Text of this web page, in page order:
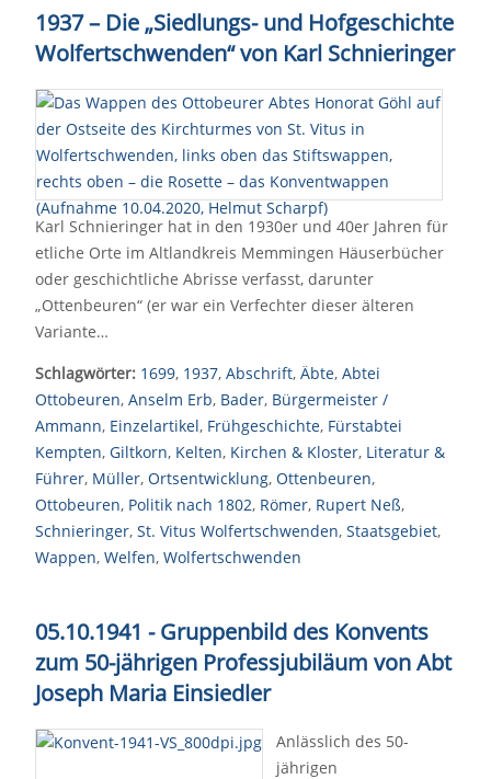
1937 – Die „Siedlungs- und Hofgeschichte
Wolfertschwenden“ von Karl Schnieringer
Karl Schnieringer hat in den 1930er und 40er Jahren für
etliche Orte im Altlandkreis Memmingen Häuserbücher
oder geschichtliche Abrisse verfasst, darunter
„Ottenbeuren“ (er war ein Verfechter dieser älteren
Variante…
Schlagwörter: 1699, 1937, Abschrift, Äbte, Abtei
Ottobeuren, Anselm Erb, Bader, Bürgermeister /
Ammann, Einzelartikel, Frühgeschichte, Fürstabtei
Kempten, Giltkorn, Kelten, Kirchen & Kloster, Literatur &
Führer, Müller, Ortsentwicklung, Ottenbeuren,
Ottobeuren, Politik nach 1802, Römer, Rupert Neß,
Schnieringer, St. Vitus Wolfertschwenden, Staatsgebiet,
Wappen, Welfen, Wolfertschwenden
05.10.1941 - Gruppenbild des Konvents
zum 50-jährigen Professjubiläum von Abt
Joseph Maria Einsiedler
Anlässlich des 50-
jährigen